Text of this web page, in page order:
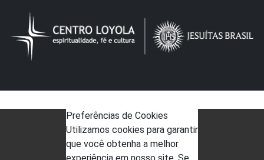
Preferências de Cookies
Utilizamos cookies para garantir
que você obtenha a melhor